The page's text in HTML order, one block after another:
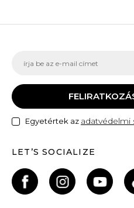
Egyetértek az adatvédelmi
LET’S SOCIALIZE